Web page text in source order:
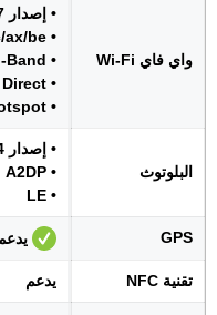
واي فاي Wi-Fi
• إصدار Wi-Fi 7
• a/b/g/n/ac/ax/be
• Tri-Band
• Wi-Fi Direct مباشر
• Hotspot نقطة الاتصال
البلوتوث
• إصدار 5.4
• A2DP
• LE
GPS
تقنية NFC يدعم